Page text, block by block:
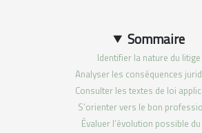
Sommaire
Identifier la nature du litige
Analyser les conséquences
Consulter les textes de loi
S’orienter vers le bon
Évaluer l’évolution possible